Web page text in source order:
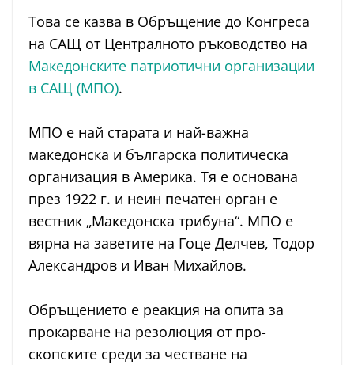
Това се казва в Обръщение до Конгреса
на САЩ от Централното ръководство на
Македонските патриотични организации
в САЩ (МПО).
МПО е най старата и най-важна
македонска и българска политическа
организация в Америка. Тя е основана
през 1922 г. и неин печатен орган е
вестник „Македонска трибуна“. МПО е
вярна на заветите на Гоце Делчев, Тодор
Александров и Иван Михайлов.
Обръщението е реакция на опита за
прокарване на резолюция от про-
скопските среди за честване на